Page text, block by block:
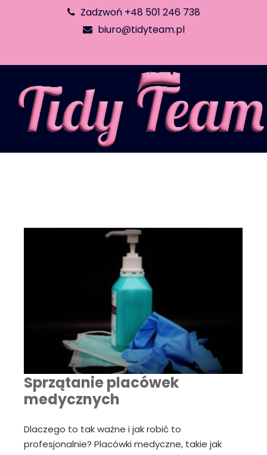
Zadzwoń +48 501 246 738
biuro@tidyteam.pl
Tag:redukcja kosztów
Sprzątanie placówek
medycznych
Dlaczego to tak ważne i jak robić to
profesjonalnie? Placówki medyczne, takie jak